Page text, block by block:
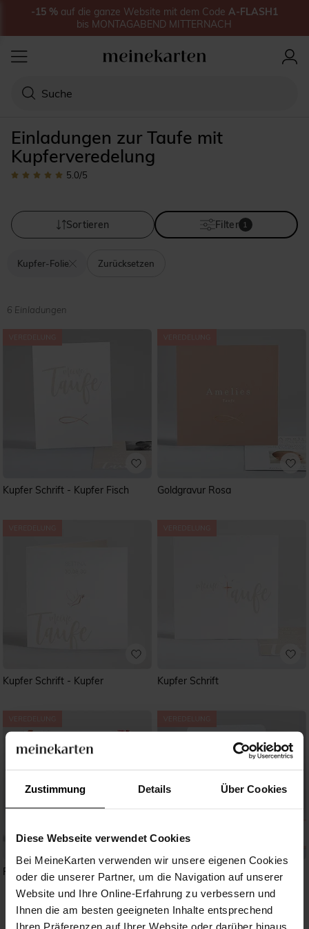
Zustimmung Details Über Cookies
Diese Webseite verwendet Cookies
Bei MeineKarten verwenden wir unsere eigenen Cookies
oder die unserer Partner, um die Navigation auf unserer
Website und Ihre Online-Erfahrung zu verbessern und
Ihnen die am besten geeigneten Inhalte entsprechend
Ihren Präferenzen auf Ihrer Website oder darüber hinaus
Einladungen zur Taufe mit
Kupferveredelung
5.0/5
Sortieren Filter 1
Kupfer-Folie Zurücksetzen
6 Einladungen
Kupfer Schrift - Kupfer Fisch Goldgravur Rosa
Kupfer Schrift - Kupfer Kupfer Schrift
Pflanzenschmuck Rot Kupfertaube
-15 % auf die ganze Website mit dem Code A-FLASH1
bis MONTAGABEND MITTERNACH